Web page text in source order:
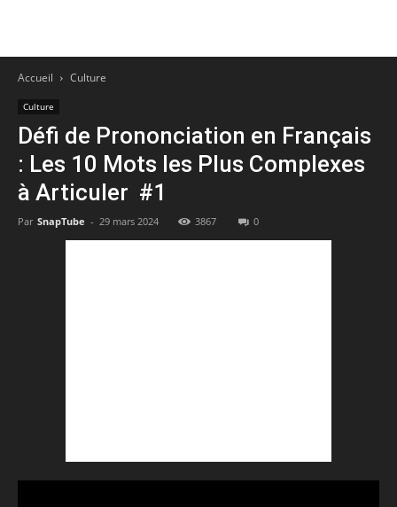
Accueil Culture
Culture
Défi de Prononciation en Français
: Les 10 Mots les Plus Complexes
à Articuler ️ #1
Par SnapTube - 29 mars 2024 3867 0